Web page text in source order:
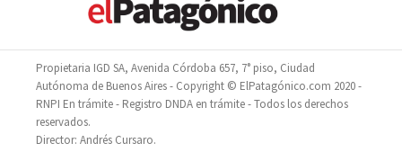
Propietaria IGD SA, Avenida Córdoba 657, 7° piso, Ciudad
Autónoma de Buenos Aires - Copyright © ElPatagónico.com 2020 -
RNPI En trámite - Registro DNDA en trámite - Todos los derechos
reservados.
Director: Andrés Cursaro.